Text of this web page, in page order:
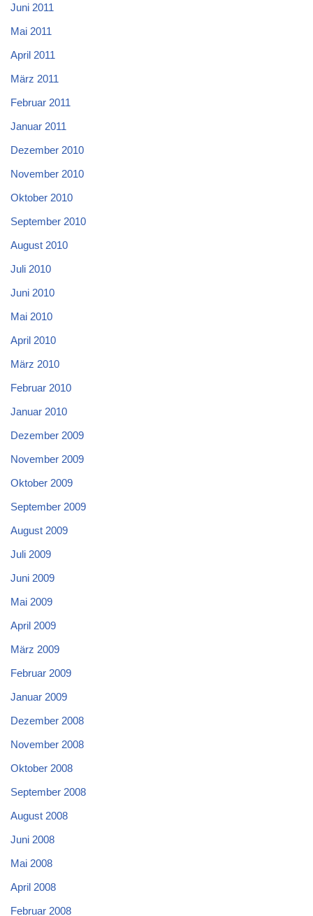
Juni 2011
Mai 2011
April 2011
März 2011
Februar 2011
Januar 2011
Dezember 2010
November 2010
Oktober 2010
September 2010
August 2010
Juli 2010
Juni 2010
Mai 2010
April 2010
März 2010
Februar 2010
Januar 2010
Dezember 2009
November 2009
Oktober 2009
September 2009
August 2009
Juli 2009
Juni 2009
Mai 2009
April 2009
März 2009
Februar 2009
Januar 2009
Dezember 2008
November 2008
Oktober 2008
September 2008
August 2008
Juni 2008
Mai 2008
April 2008
Februar 2008